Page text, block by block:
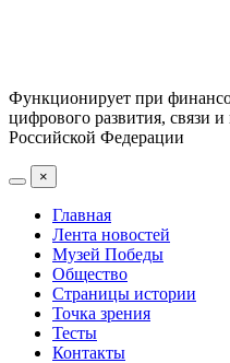
Функционирует при
цифрового развития, связи
Российской Федерации
×
Главная
Лента новостей
Музей Победы
Общество
Страницы истории
Точка зрения
Тесты
Контакты